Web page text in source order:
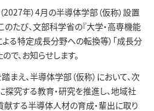
年）4月の半導体学部（仮称）設置
のたび、文部科学省の『大学・高専機能
る特定成長分野への転換等）「成長分
で、お知らせします。
え、半導体学部（仮称）において、次
究する教育・研究を推進し、地域社
する半導体人材の育成・輩出に取り